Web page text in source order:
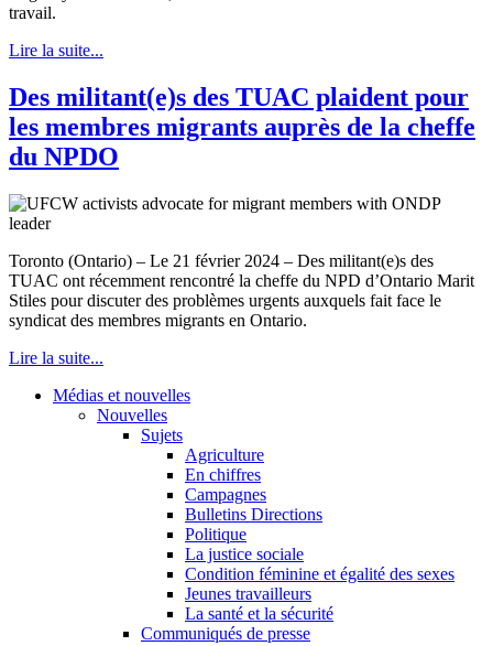
travail.
Lire la suite...
Des militant(e)s des TUAC plaident pour
les membres migrants auprès de la cheffe
du NPDO
Toronto (Ontario) – Le 21 février 2024 – Des militant(e)s des
TUAC ont récemment rencontré la cheffe du NPD d’Ontario Marit
Stiles pour discuter des problèmes urgents auxquels fait face le
syndicat des membres migrants en Ontario.
Lire la suite...
Médias et nouvelles
Nouvelles
Sujets
Agriculture
En chiffres
Campagnes
Bulletins Directions
Politique
La justice sociale
Condition féminine et égalité des sexes
Jeunes travailleurs
La santé et la sécurité
Communiqués de presse